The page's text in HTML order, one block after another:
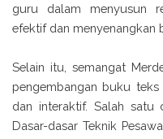
guru dalam menyusun
efektif dan menyenangkan
Selain itu, semangat
pengembangan buku
dan interaktif. Salah satu
Dasar-dasar Teknik